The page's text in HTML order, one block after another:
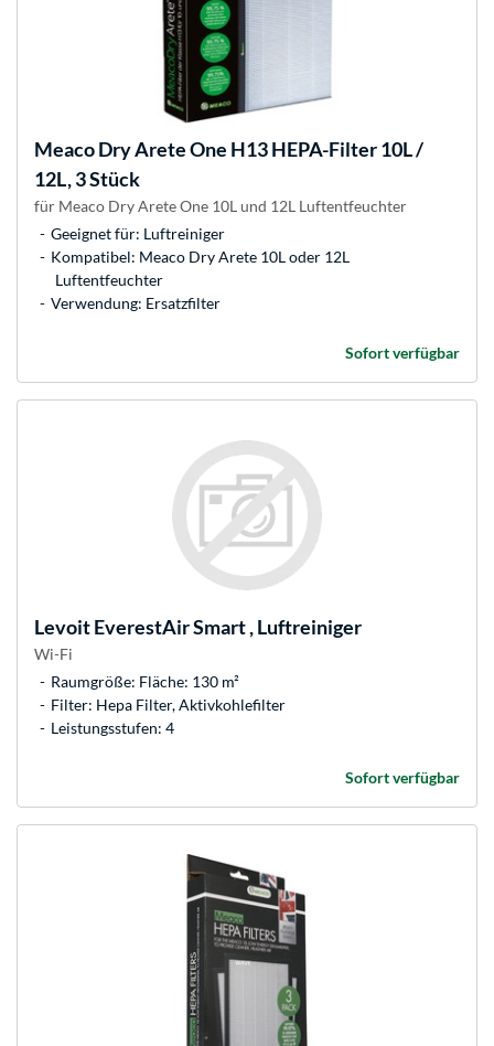
MeacoDry Arete One H13 HEPA-Filter 10L /
12L, 3 Stück
für Meaco Dry Arete One 10L und 12L Luftentfeuchter
Geeignet für: Luftreiniger
Kompatibel: Meaco Dry Arete 10L oder 12L
Luftentfeuchter
Verwendung: Ersatzfilter
Sofort verfügbar
LevoitEverestAir Smart , Luftreiniger
Wi-Fi
Raumgröße: Fläche: 130 m²
Filter: Hepa Filter, Aktivkohlefilter
Leistungsstufen: 4
Sofort verfügbar